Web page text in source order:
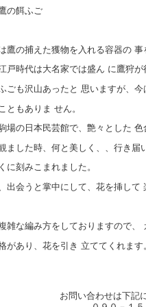
餌ふご
鷹の捕えた獲物を入れる容器の 事
戸時代は大名家では盛ん に鷹狩が
ごも沢山あったと 思いますが、今
ともありま せん。
場の日本民芸館で、艶々とした 色
ました時、何と美しく、、行き届
に刻みこまれました。
出会うと掌中にして、花を挿して
雑な編み方をしておりますので、
があり、花を引き 立ててくれます
お問い合わせは下記